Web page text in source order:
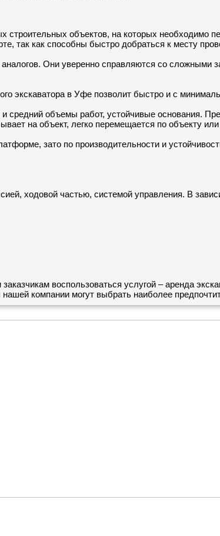
объектов, на которых необходимо
так как способны быстро добраться к месту
Они уверенно справляются со сложными
экскаватора в Уфе позволит быстро и с
объемы работ, устойчивые основания.
на объект, легко перемещается по объекту
зато по производительности и
ходовой частью, системой управления. В
воспользоваться услугой – аренда
компании могут выбрать наиболее